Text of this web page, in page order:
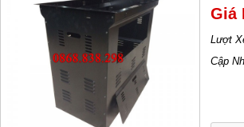
Giá
Lượt
Cập